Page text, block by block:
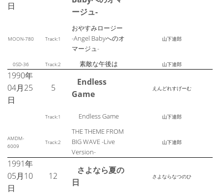
日
ージュ-
MOON-780 Track:1
おやすみロージー
-Angel Babyへのオ
マージュ-
山下達郎
0SD-36 Track:2 素敵な午後は 山下達郎
1990年
04月25
日
5
Endless
Game
えんどれすげーむ
Track:1 Endless Game 山下達郎
AMDM-
6009
Track:2
THE THEME FROM
BIG WAVE -Live
Version-
山下達郎
1991年
05月10
日
12
さよなら夏の
日
さよならなつのひ